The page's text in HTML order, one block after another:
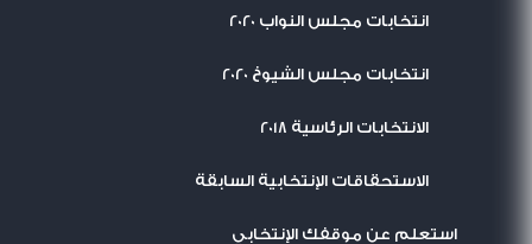
انتخابات مجلس النواب 2020
انتخابات مجلس الشيوخ 2020
الانتخابات الرئاسية 2018
الاستحقاقات الإنتخابية السابقة
استعلم عن موقفك الإنتخابي